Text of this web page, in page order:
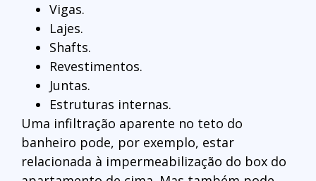
Vigas.
Lajes.
Shafts.
Revestimentos.
Juntas.
Estruturas internas.
Uma infiltração aparente no teto do
banheiro pode, por exemplo, estar
relacionada à impermeabilização do box do